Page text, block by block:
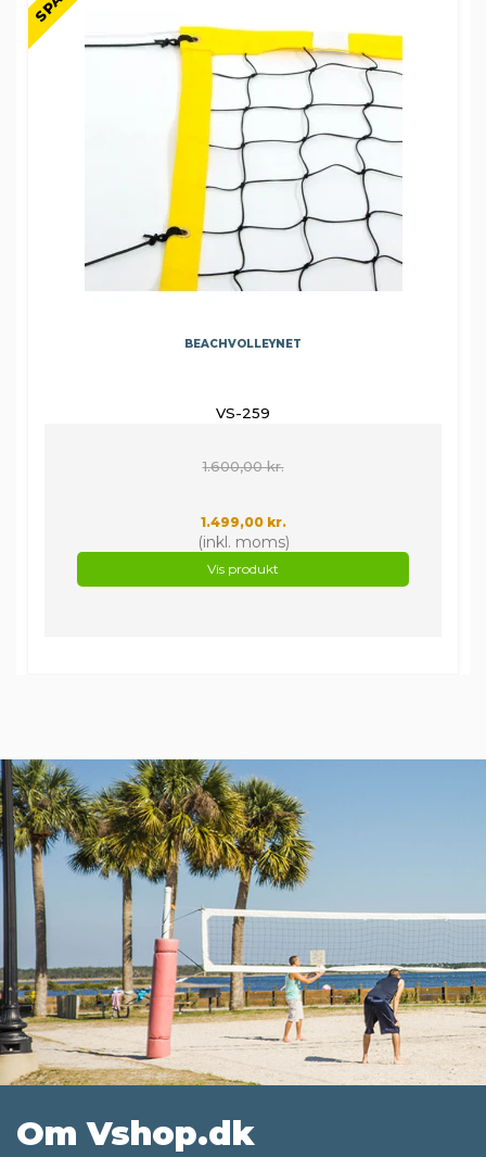
BEACHVOLLEYNET
VS-259
1.600,00 kr.
1.499,00 kr.
(inkl. moms)
Vis produkt
Om Vshop.dk